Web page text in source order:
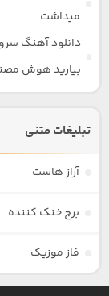
میداشت
دانلود آهنگ
بیارید هوش
تبلیغات متنی
آراز هاست
برج خنک کننده
فاز موزیک